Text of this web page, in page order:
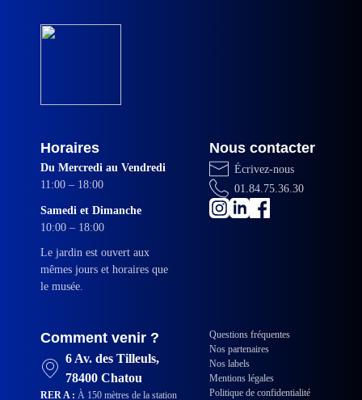
Horaires
Du Mercredi au Vendredi
11:00 – 18:00
Samedi et Dimanche
10:00 – 18:00
Le jardin est ouvert aux
mêmes jours et horaires que
le musée.
Nous contacter
Écrivez-nous
01.84.75.36.30
Comment venir ?
6 Av. des Tilleuls,
78400 Chatou
RER A : À 150 mètres de la station
Questions fréquentes
Nos partenaires
Nos labels
Mentions légales
Politique de confidentialité